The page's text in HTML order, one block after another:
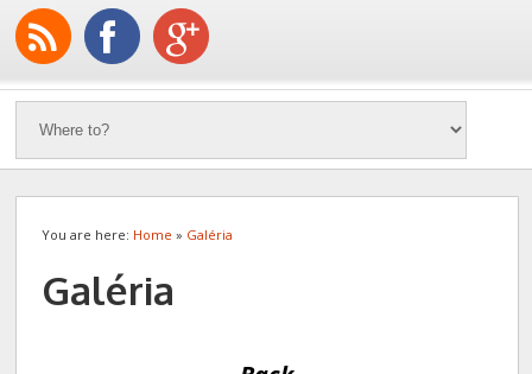
You are here: Home » Galéria
Galéria